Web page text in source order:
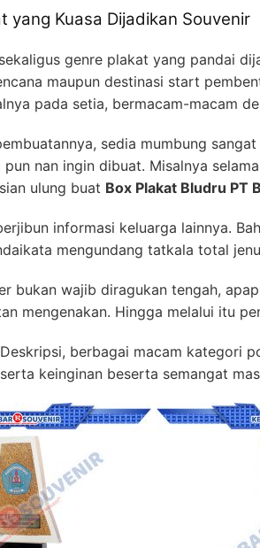
yang Kuasa Dijadikan Souvenir
genre plakat yang pandai
maupun destinasi start
pada setia, bermacam-macam
sedia mumbung
nan ingin dibuat. Misalnya
ulung buat Box Plakat Bludru PT
informasi keluarga lainnya.
mengundang tatkala total
bukan wajib diragukan tengah,
mengenakan. Hingga melalui itu
berbagai macam kategori
keinginan beserta semangat